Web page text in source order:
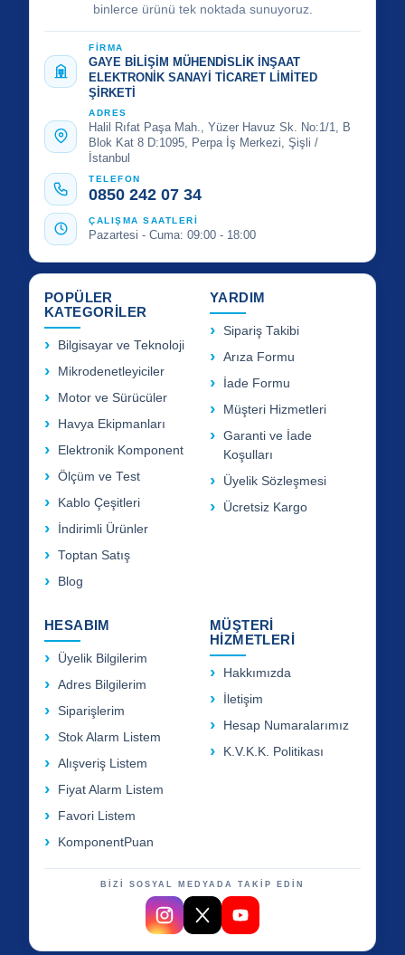
binlerce ürünü tek noktada sunuyoruz.
FİRMA
GAYE BİLİŞİM MÜHENDİSLİK İNŞAAT
ELEKTRONİK SANAYİ TİCARET LİMİTED
ŞİRKETİ
ADRES
Halil Rıfat Paşa Mah., Yüzer Havuz Sk. No:1/1, B
Blok Kat 8 D:1095, Perpa İş Merkezi, Şişli /
İstanbul
TELEFON
0850 242 07 34
ÇALIŞMA SAATLERİ
Pazartesi - Cuma: 09:00 - 18:00
POPÜLER
KATEGORİLER
Bilgisayar ve Teknoloji
Mikrodenetleyiciler
Motor ve Sürücüler
Havya Ekipmanları
Elektronik Komponent
Ölçüm ve Test
Kablo Çeşitleri
İndirimli Ürünler
Toptan Satış
Blog
YARDIM
Sipariş Takibi
Arıza Formu
İade Formu
Müşteri Hizmetleri
Garanti ve İade
Koşulları
Üyelik Sözleşmesi
Ücretsiz Kargo
HESABIM
Üyelik Bilgilerim
Adres Bilgilerim
Siparişlerim
Stok Alarm Listem
Alışveriş Listem
Fiyat Alarm Listem
Favori Listem
KomponentPuan
MÜŞTERİ
HİZMETLERİ
Hakkımızda
İletişim
Hesap Numaralarımız
K.V.K.K. Politikası
BİZİ SOSYAL MEDYADA TAKİP EDİN